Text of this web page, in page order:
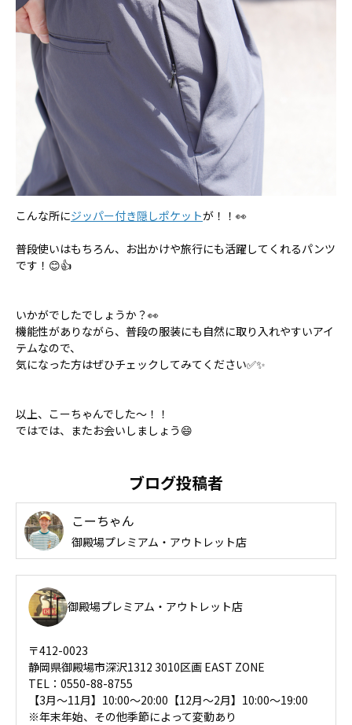
こんな所にジッパー付き隠しポケットが！！👀
普段使いはもちろん、お出かけや旅行にも活躍してくれるパンツ
です！😊👍
いかがでしたでしょうか？👀
機能性がありながら、普段の服装にも自然に取り入れやすいアイ
テムなので、
気になった方はぜひチェックしてみてください✅✨
以上、こーちゃんでした〜！！
ではでは、またお会いしましょう😄
ブログ投稿者
こーちゃん
御殿場プレミアム・アウトレット店
御殿場プレミアム・アウトレット店
〒412-0023
静岡県御殿場市深沢1312 3010区画 EAST ZONE
TEL：0550-88-8755
【3月～11月】10:00～20:00【12月～2月】10:00～19:00
※年末年始、その他季節によって変動あり